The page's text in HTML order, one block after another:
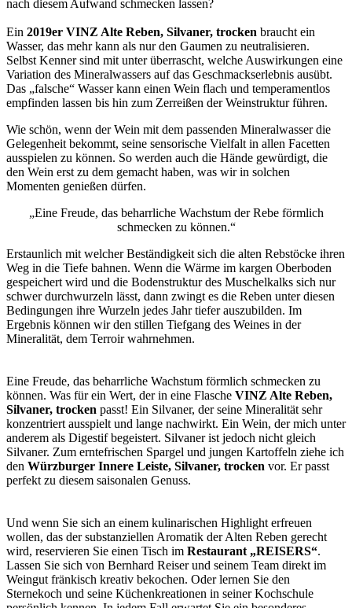
nach diesem Aufwand schmecken lassen?
Ein 2019er VINZ Alte Reben, Silvaner, trocken braucht ein
Wasser, das mehr kann als nur den Gaumen zu neutralisieren.
Selbst Kenner sind mit unter überrascht, welche Auswirkungen eine
Variation des Mineralwassers auf das Geschmackserlebnis ausübt.
Das „falsche“ Wasser kann einen Wein flach und temperamentlos
empfinden lassen bis hin zum Zerreißen der Weinstruktur führen.
Wie schön, wenn der Wein mit dem passenden Mineralwasser die
Gelegenheit bekommt, seine sensorische Vielfalt in allen Facetten
ausspielen zu können. So werden auch die Hände gewürdigt, die
den Wein erst zu dem gemacht haben, was wir in solchen
Momenten genießen dürfen.
„Eine Freude, das beharrliche Wachstum der Rebe förmlich
schmecken zu können.“
Erstaunlich mit welcher Beständigkeit sich die alten Rebstöcke ihren
Weg in die Tiefe bahnen. Wenn die Wärme im kargen Oberboden
gespeichert wird und die Bodenstruktur des Muschelkalks sich nur
schwer durchwurzeln lässt, dann zwingt es die Reben unter diesen
Bedingungen ihre Wurzeln jedes Jahr tiefer auszubilden. Im
Ergebnis können wir den stillen Tiefgang des Weines in der
Mineralität, dem Terroir wahrnehmen.
Eine Freude, das beharrliche Wachstum förmlich schmecken zu
können. Was für ein Wert, der in eine Flasche VINZ Alte Reben,
Silvaner, trocken passt! Ein Silvaner, der seine Mineralität sehr
konzentriert ausspielt und lange nachwirkt. Ein Wein, der mich unter
anderem als Digestif begeistert. Silvaner ist jedoch nicht gleich
Silvaner. Zum erntefrischen Spargel und jungen Kartoffeln ziehe ich
den Würzburger Innere Leiste, Silvaner, trocken vor. Er passt
perfekt zu diesem saisonalen Genuss.
Und wenn Sie sich an einem kulinarischen Highlight erfreuen
wollen, das der substanziellen Aromatik der Alten Reben gerecht
wird, reservieren Sie einen Tisch im Restaurant „REISERS“.
Lassen Sie sich von Bernhard Reiser und seinem Team direkt im
Weingut fränkisch kreativ bekochen. Oder lernen Sie den
Sternekoch und seine Küchenkreationen in seiner Kochschule